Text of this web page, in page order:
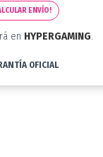
ENVÍO!
en HYPERGAMING.
OFICIAL